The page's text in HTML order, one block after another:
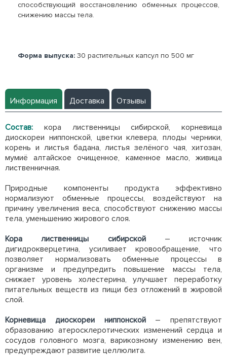
способствующий восстановлению обменных процессов,
снижению массы тела.
Форма выпуска: 30 растительных капсул по 500 мг
Информация Доставка Отзывы
Состав: кора лиственницы сибирской, корневища
диоскореи ниппонской, цветки клевера, плоды черники,
корень и листья бадана, листья зелёного чая, хитозан,
мумиё алтайское очищенное, каменное масло, живица
лиственничная.
Природные компоненты продукта эффективно
нормализуют обменные процессы, воздействуют на
причину увеличения веса, способствуют снижению массы
тела, уменьшению жирового слоя.
Кора лиственницы сибирской– источник
дигидрокверцетина, усиливает кровообращение, что
позволяет нормализовать обменные процессы в
организме и предупредить повышение массы тела,
снижает уровень холестерина, улучшает переработку
питательных веществ из пищи без отложений в жировой
слой.
Корневища диоскореи ниппонской– препятствуют
образованию атеросклеротических изменений сердца и
сосудов головного мозга, варикозному изменению вен,
предупреждают развитие целлюлита.